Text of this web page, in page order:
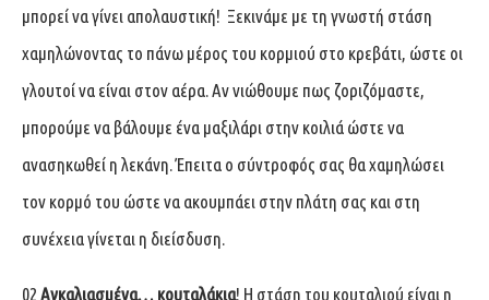
μπορεί να γίνει απολαυστική! Ξεκινάμε με τη γνωστή στάση
χαμηλώνοντας το πάνω μέρος του κορμιού στο κρεβάτι, ώστε οι
γλουτοί να είναι στον αέρα. Αν νιώθουμε πως ζοριζόμαστε,
μπορούμε να βάλουμε ένα μαξιλάρι στην κοιλιά ώστε να
ανασηκωθεί η λεκάνη. Έπειτα ο σύντροφός σας θα χαμηλώσει
τον κορμό του ώστε να ακουμπάει στην πλάτη σας και στη
συνέχεια γίνεται η διείσδυση.
02 Αγκαλιασμένα… κουταλάκια! Η στάση του κουταλιού είναι η